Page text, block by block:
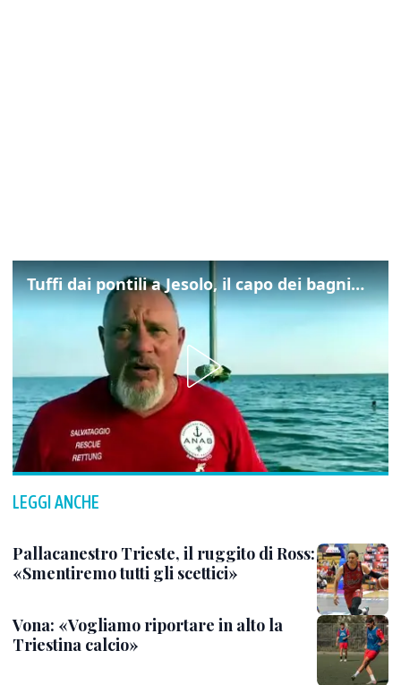
Tuffi dai pontili a Jesolo, il capo dei bagnini: "L'impegno di tutti per evitare altre tragedie"
LEGGI ANCHE
Pallacanestro Trieste, il ruggito di Ross:
«Smentiremo tutti gli scettici»
Vona: «Vogliamo riportare in alto la
Triestina calcio»